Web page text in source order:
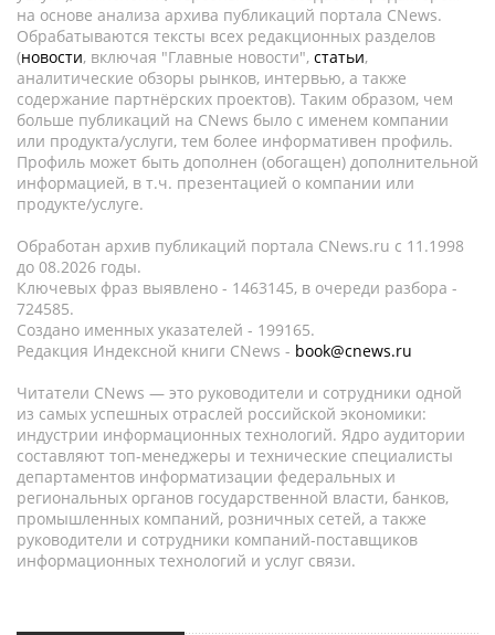
на основе анализа архива публикаций портала CNews.
Обрабатываются тексты всех редакционных разделов
(новости, включая "Главные новости", статьи,
аналитические обзоры рынков, интервью, а также
содержание партнёрских проектов). Таким образом, чем
больше публикаций на CNews было с именем компании
или продукта/услуги, тем более информативен профиль.
Профиль может быть дополнен (обогащен) дополнительной
информацией, в т.ч. презентацией о компании или
продукте/услуге.
Обработан архив публикаций портала CNews.ru c 11.1998
до 08.2026 годы.
Ключевых фраз выявлено - 1463145, в очереди разбора -
724585.
Создано именных указателей - 199165.
Редакция Индексной книги CNews - book@cnews.ru
Читатели CNews — это руководители и сотрудники одной
из самых успешных отраслей российской экономики:
индустрии информационных технологий. Ядро аудитории
составляют топ-менеджеры и технические специалисты
департаментов информатизации федеральных и
региональных органов государственной власти, банков,
промышленных компаний, розничных сетей, а также
руководители и сотрудники компаний-поставщиков
информационных технологий и услуг связи.